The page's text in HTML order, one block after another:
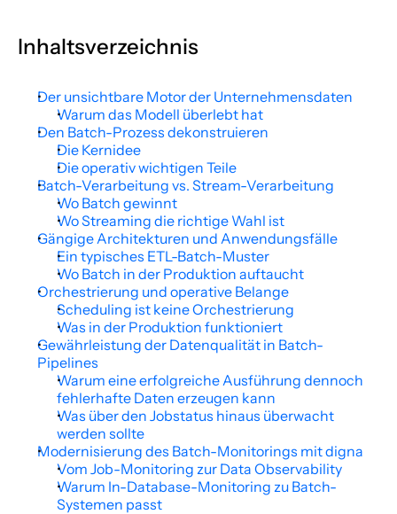
Inhaltsverzeichnis
Der unsichtbare Motor der Unternehmensdaten
Warum das Modell überlebt hat
Den Batch-Prozess dekonstruieren
Die Kernidee
Die operativ wichtigen Teile
Batch-Verarbeitung vs. Stream-Verarbeitung
Wo Batch gewinnt
Wo Streaming die richtige Wahl ist
Gängige Architekturen und Anwendungsfälle
Ein typisches ETL-Batch-Muster
Wo Batch in der Produktion auftaucht
Orchestrierung und operative Belange
Scheduling ist keine Orchestrierung
Was in der Produktion funktioniert
Gewährleistung der Datenqualität in Batch-
Pipelines
Warum eine erfolgreiche Ausführung dennoch
fehlerhafte Daten erzeugen kann
Was über den Jobstatus hinaus überwacht
werden sollte
Modernisierung des Batch-Monitorings mit digna
Vom Job-Monitoring zur Data Observability
Warum In-Database-Monitoring zu Batch-
Systemen passt